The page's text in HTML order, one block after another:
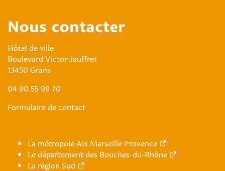
Nous contacter
Hôtel de ville
Boulevard Victor-Jauffret
13450 Grans
04 90 55 99 70
Formulaire de contact
La métropole Aix Marseille Provence
Le département des Bouches-du-Rhône
La région Sud